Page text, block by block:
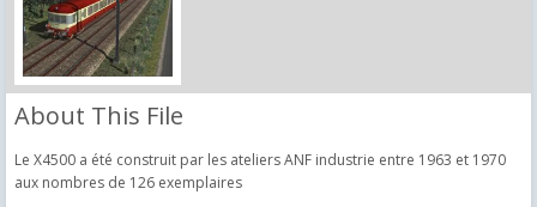
About This File
Le X4500 a été construit par les ateliers ANF industrie entre 1963 et 1970
aux nombres de 126 exemplaires